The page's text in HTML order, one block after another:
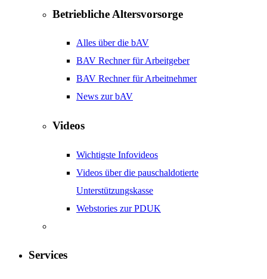
Betriebliche Altersvorsorge
Alles über die bAV
BAV Rechner für Arbeitgeber
BAV Rechner für Arbeitnehmer
News zur bAV
Videos
Wichtigste Infovideos
Videos über die pauschaldotierte
Unterstützungskasse
Webstories zur PDUK
Services